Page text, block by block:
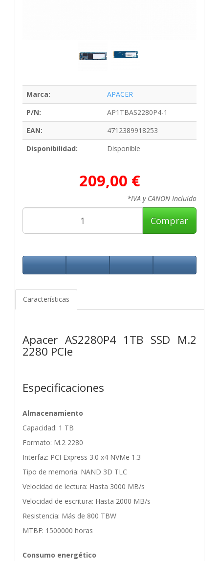
Marca:
APACER
P/N:
AP1TBAS2280P4-1
EAN:
4712389918253
Disponibilidad:
Disponible
209,00 €
*IVA y CANON Incluido
Comprar
Características
Apacer AS2280P4 1TB SSD M.2
2280 PCIe
Especificaciones
Almacenamiento
Capacidad: 1 TB
Formato: M.2 2280
Interfaz: PCI Express 3.0 x4 NVMe 1.3
Tipo de memoria: NAND 3D TLC
Velocidad de lectura: Hasta 3000 MB/s
Velocidad de escritura: Hasta 2000 MB/s
Resistencia: Más de 800 TBW
MTBF: 1500000 horas
Consumo energético